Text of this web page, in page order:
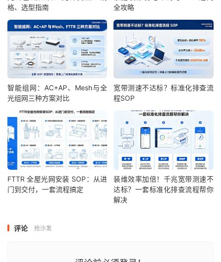
格、选型指南
全攻略
智能组网：AC+AP、Mesh与全
光组网三种方案对比
宽带测速不达标？标准化排查流
程SOP
FTTR 全屋光网安装 SOP：从进
门到交付，一套流程搞定
装维效率加倍！千兆宽带测速不
达标？一套标准化排查流程帮你
解决
评论 抢沙发